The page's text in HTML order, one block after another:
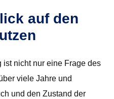
auf den
nicht nur eine Frage des
viele Jahre und
und den Zustand der